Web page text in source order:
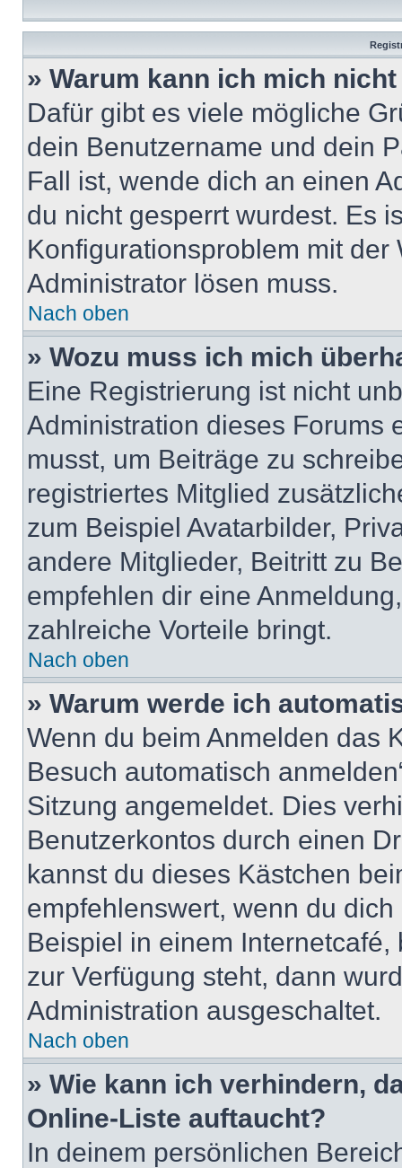
» Warum kann ich mich
Dafür gibt es viele mögliche
dein Benutzername und dein
Fall ist, wende dich an einen
du nicht gesperrt wurdest. Es
Konfigurationsproblem mit
Administrator lösen muss.
Nach oben
» Wozu muss ich mich
Eine Registrierung ist nicht
Administration dieses Forums
musst, um Beiträge zu
registriertes Mitglied
zum Beispiel Avatarbilder,
andere Mitglieder, Beitritt zu
empfehlen dir eine
zahlreiche Vorteile bringt.
Nach oben
» Warum werde ich
Wenn du beim Anmelden das
Besuch automatisch
Sitzung angemeldet. Dies
Benutzerkontos durch einen
kannst du dieses Kästchen
empfehlenswert, wenn du
Beispiel in einem
zur Verfügung steht, dann
Administration ausgeschaltet.
Nach oben
» Wie kann ich verhindern,
Online-Liste auftaucht?
In deinem persönlichen